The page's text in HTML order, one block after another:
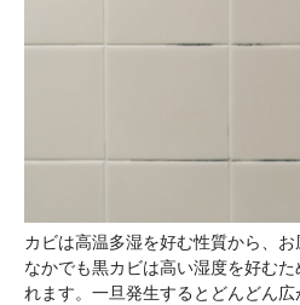
カビは高温多湿を好む性質から、お
なかでも黒カビは高い湿度を好む
れます。一旦発生するとどんどん